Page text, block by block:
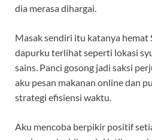
dia merasa dihargai.
Masak sendiri itu katanya hemat
dapurku terlihat seperti lokasi
sains. Panci gosong jadi saksi
aku pesan makanan online dan
strategi efisiensi waktu.
Aku mencoba berpikir positif